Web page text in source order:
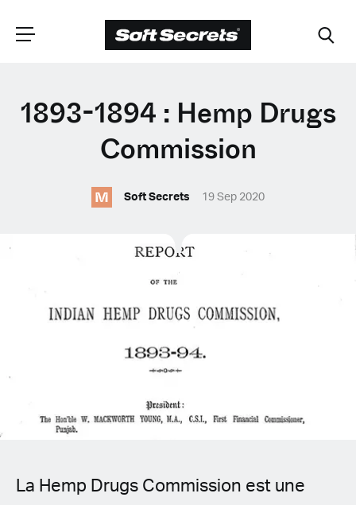
CHOISISSEZ VOTRE
EMPLACEMENT
English (United States)
Spanish (Spain)
Spanish (Latin America)
Italian
1893-1894 : Hemp Drugs
Commission
M Soft Secrets 19 Sep 2020
La Hemp Drugs Commission est une